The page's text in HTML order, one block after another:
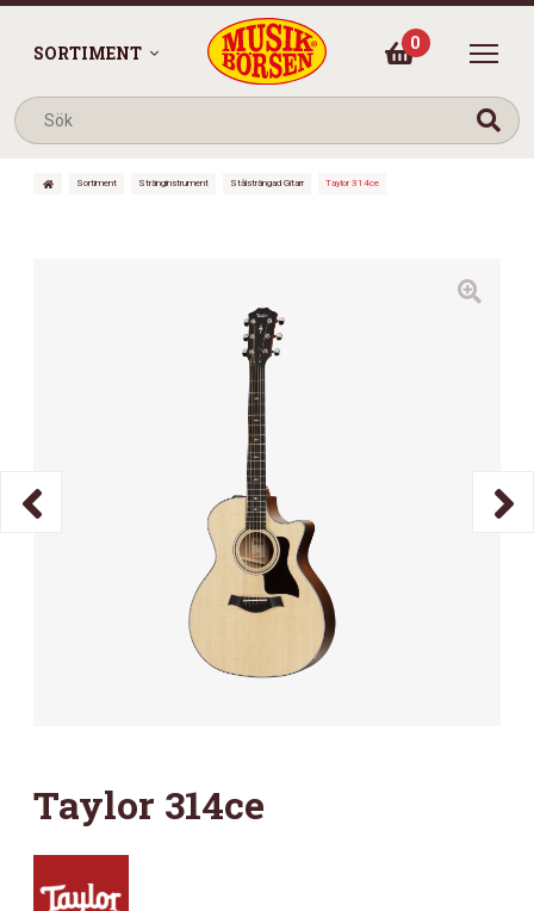
SORTIMENT 0
Sortiment Stränginstrument Stålsträngad Gitarr Taylor 314ce
Taylor 314ce